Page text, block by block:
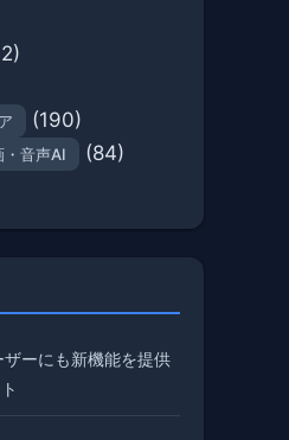
(190)
・音声AI (84)
ーにも新機能を提供